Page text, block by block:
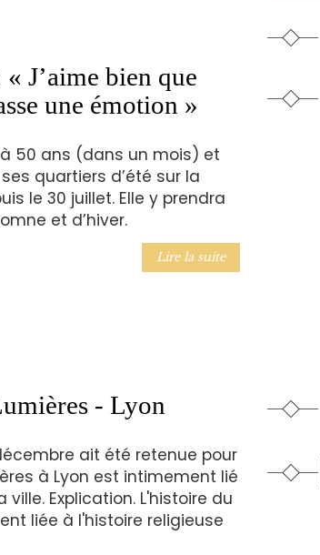
J’aime bien que
une émotion »
50 ans (dans un mois) et
quartiers d’été sur la
le 30 juillet. Elle y prendra
et d’hiver.
Lire la suite
- Lyon
ait été retenue pour
à Lyon est intimement lié
Explication. L'histoire du
liée à l'histoire religieuse